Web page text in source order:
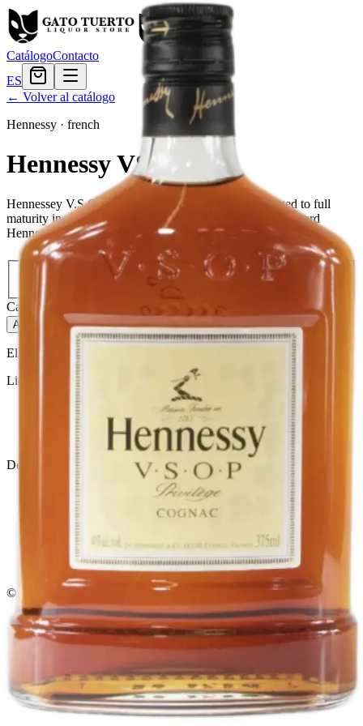
CatálogoContacto
ES
← Volver al catálogo
Hennessy · french
Hennessy VSOP
Hennessey V.S.O.P is a blend of the finest cognacs, aged to full
maturity in oak barrels in the town of Cognac, where Richard
Hennessy established his company in 1765.
Tamaño
200ml 375ml $38.39 750ml $71.99
Cantidad
Agregar al carrito— $26.39
El Gato Tuerto
Licorera · envíos locales
Política de privacidad
Términos y condiciones
Política de devoluciones
Delivery · Miami
Delivery de licores en Miami
Alcohol a domicilio Miami
Delivery a Brickell
Licorera en Brickell
Delivery Coral Gables
Cervezas a domicilio Miami
© 2026 El Gato Tuerto · Licorera
Bebé responsablemente.